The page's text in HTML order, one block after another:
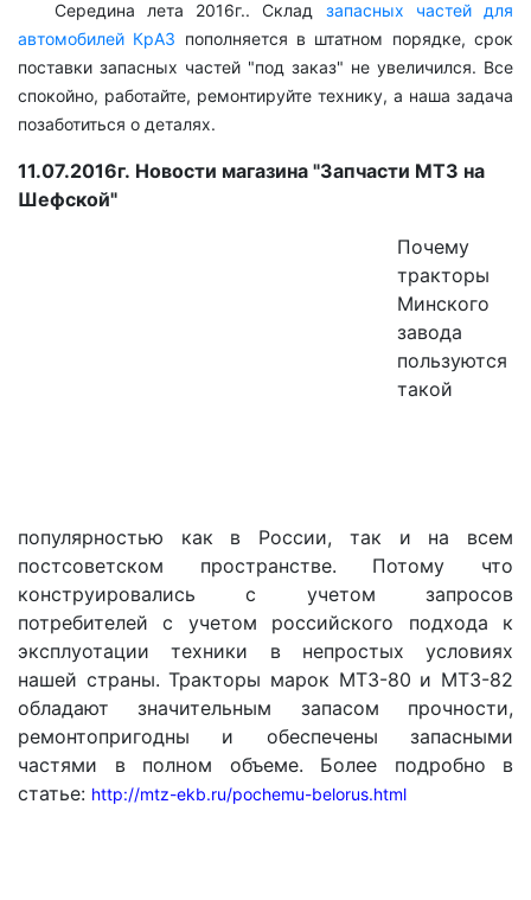
Середина лета 2016г.. Склад запасных частей для
автомобилей КрАЗ пополняется в штатном порядке, срок
поставки запасных частей "под заказ" не увеличился. Все
спокойно, работайте, ремонтируйте технику, а наша задача
позаботиться о деталях.
11.07.2016г. Новости магазина "Запчасти МТЗ на
Шефской"
Почему
тракторы
Минского
завода
пользуются
такой
популярностью как в России, так и на всем
постсоветском пространстве. Потому что
конструировались с учетом запросов
потребителей с учетом российского подхода к
эксплуотации техники в непростых условиях
нашей страны. Тракторы марок МТЗ-80 и МТЗ-82
обладают значительным запасом прочности,
ремонтопригодны и обеспечены запасными
частями в полном объеме. Более подробно в
статье: http://mtz-ekb.ru/pochemu-belorus.html